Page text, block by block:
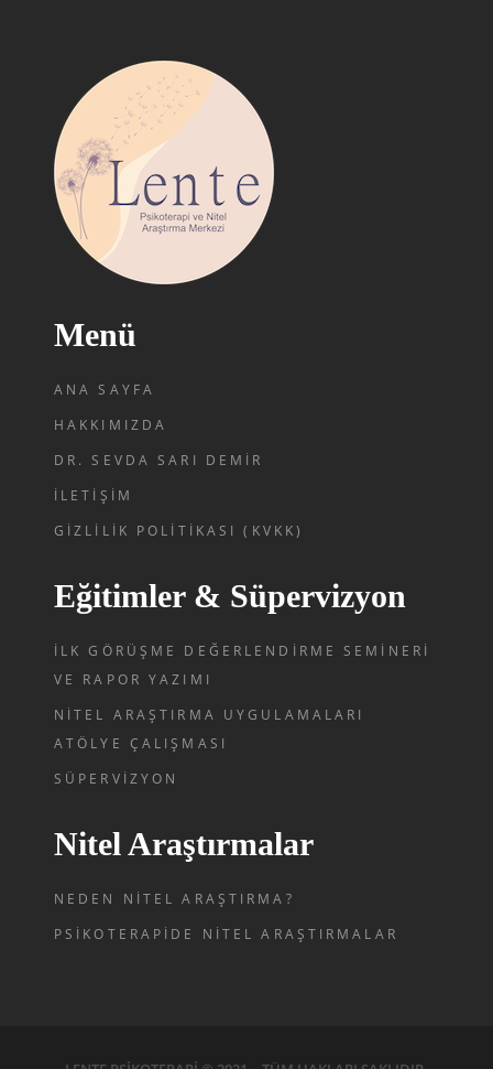
Menü
ANA SAYFA
HAKKIMIZDA
DR. SEVDA SARI DEMIR
İLETIŞIM
GIZLILIK POLITIKASI (KVKK)
Eğitimler & Süpervizyon
İLK GÖRÜŞME DEĞERLENDIRME SEMINERI
VE RAPOR YAZIMI
NITEL ARAŞTIRMA UYGULAMALARI
ATÖLYE ÇALIŞMASI
SÜPERVIZYON
Nitel Araştırmalar
NEDEN NITEL ARAŞTIRMA?
PSIKOTERAPIDE NITEL ARAŞTIRMALAR